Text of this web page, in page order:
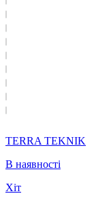
TERRA TEKNIK
В наявності
Хіт